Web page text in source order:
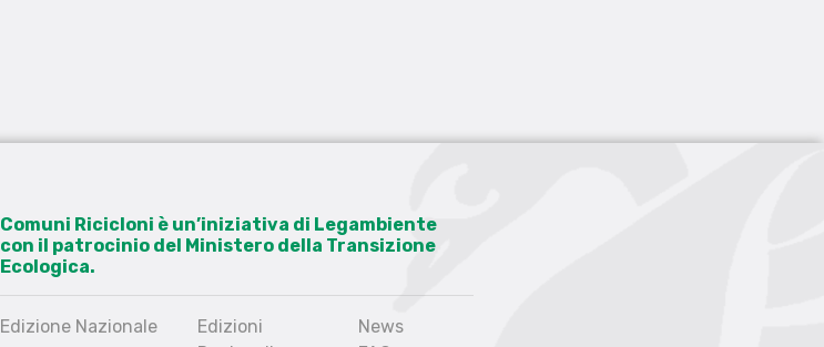
Comuni Ricicloni è un’iniziativa di Legambiente
con il patrocinio del Ministero della Transizione
Ecologica.
Edizione Nazionale
Edizioni
News